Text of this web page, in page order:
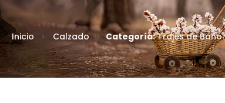
Inicio Calzado Categoría:Trajes de Baño